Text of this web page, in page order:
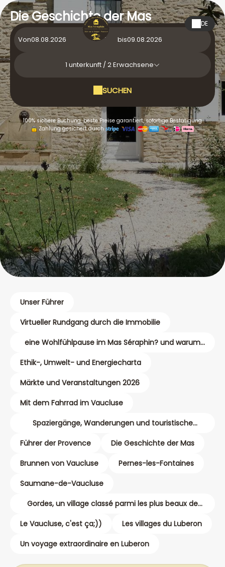
DE
Die Geschichte der Mas
Von bis
1 unterkunft /2Erwachsene
SUCHEN
100% sichere Buchung, beste Preise garantiert, sofortige Bestätigung
Zahlung gesichert durch
Unser Führer
Virtueller Rundgang durch die Immobilie
eine Wohlfühlpause im Mas Séraphin? und warum
Ethik-, Umwelt- und Energiecharta
Märkte und Veranstaltungen 2026
Mit dem Fahrrad im Vaucluse
Spaziergänge, Wanderungen und touristische
Führer der Provence
Die Geschichte der Mas
Brunnen von Vaucluse
Pernes-les-Fontaines
Saumane-de-Vaucluse
Gordes, un village classé parmi les plus beaux de
Le Vaucluse, c'est ça;))
Les villages du Luberon
Un voyage extraordinaire en Luberon